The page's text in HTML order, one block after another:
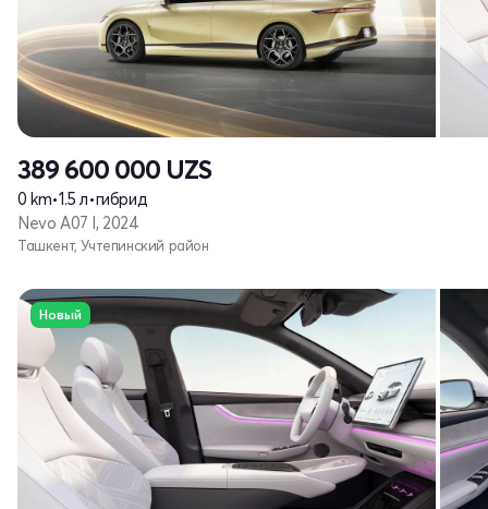
389 600 000 UZS
0 km•1.5 л•гибрид
Nevo A07 I, 2024
Ташкент, Учтепинский район
Новый